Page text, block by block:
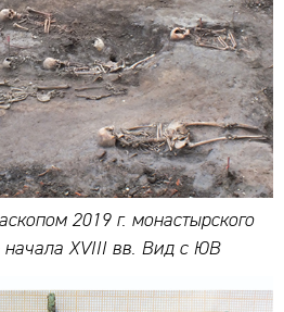
2019 г. монастырского
начала XVIII вв. Вид с ЮВ